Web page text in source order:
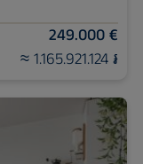
249.000 €
≈ 1.165.921.124 ៛